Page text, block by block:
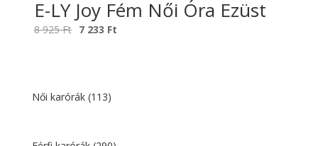
E-LY Joy Fém Női Óra Ezüst
8 925Ft Original
925 Ft.
7 233 Ft
Női karórák (113)